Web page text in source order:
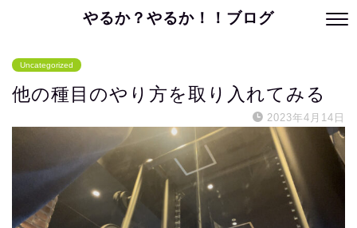
やるか？やるか！！ブログ
Uncategorized
他の種目のやり方を取り入れてみる
2023年4月14日